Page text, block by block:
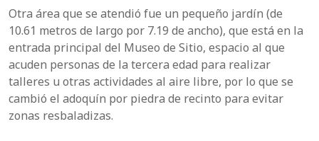
Otra área que se atendió fue un pequeño jardín (de
10.61 metros de largo por 7.19 de ancho), que está en la
entrada principal del Museo de Sitio, espacio al que
acuden personas de la tercera edad para realizar
talleres u otras actividades al aire libre, por lo que se
cambió el adoquín por piedra de recinto para evitar
zonas resbaladizas.